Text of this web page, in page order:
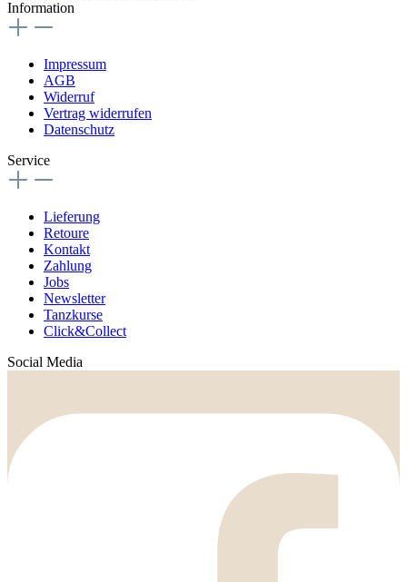
Information
Impressum
AGB
Widerruf
Vertrag widerrufen
Datenschutz
Service
Lieferung
Retoure
Kontakt
Zahlung
Jobs
Newsletter
Tanzkurse
Click&Collect
Social Media